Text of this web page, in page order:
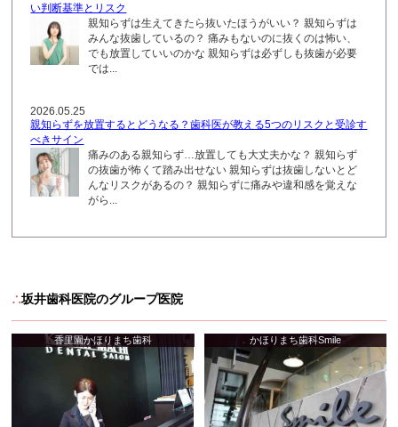
い判断基準とリスク
親知らずは生えてきたら抜いたほうがいい？ 親知らずは
みんな抜歯しているの？ 痛みもないのに抜くのは怖い、
でも放置していいのかな 親知らずは必ずしも抜歯が必要
では...
2026.05.25
親知らずを放置するとどうなる？歯科医が教える5つのリスクと受診す
べきサイン
痛みのある親知らず…放置しても大丈夫かな？ 親知らず
の抜歯が怖くて踏み出せない 親知らずは抜歯しないとど
んなリスクがあるの？ 親知らずに痛みや違和感を覚えな
がら...
∴坂井歯科医院のグループ医院
香里園かほりまち歯科 かほりまち歯科Smile